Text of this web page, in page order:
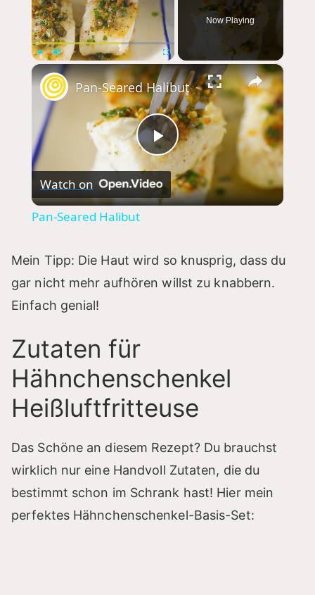
Fullscreen
Now Playing
×
P
l
y
i
d
e
o
Pan-Seared Halibut
Watch on
Pan-Seared Halibut
Mein Tipp: Die Haut wird so knusprig, dass du
gar nicht mehr aufhören willst zu knabbern.
Einfach genial!
Zutaten für
Hähnchenschenkel
Heißluftfritteuse
Das Schöne an diesem Rezept? Du brauchst
wirklich nur eine Handvoll Zutaten, die du
bestimmt schon im Schrank hast! Hier mein
perfektes Hähnchenschenkel-Basis-Set: